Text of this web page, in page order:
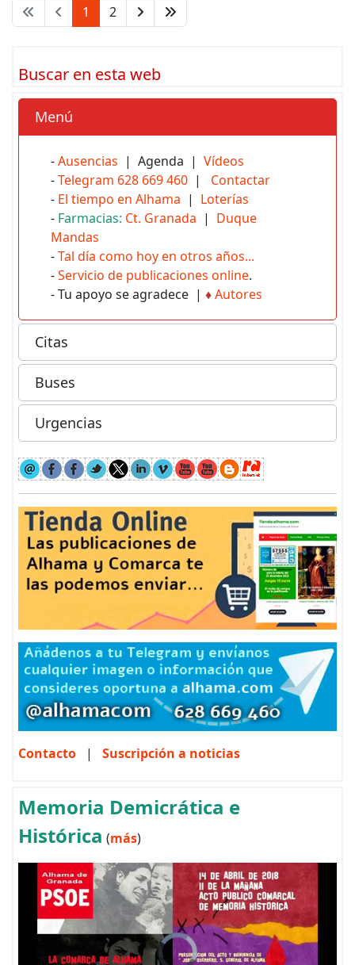
1 2
Buscar en esta web
Menú
-Ausencias | Agenda | Vídeos
-Telegram 628 669 460 | Contactar
- El tiempo en Alhama | Loterías
- Farmacias: Ct. Granada | Duque
Mandas
-Tal día como hoy en otros años...
-Servicio de publicaciones online.
- Tu apoyo se agradece | ♦Autores
Citas
Buses
Urgencias
Contacto | Suscripción a noticias
Memoria Demicrática e
Histórica (más)